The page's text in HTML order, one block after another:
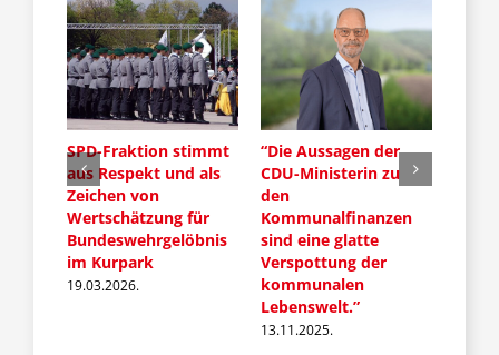
SPD-Fraktion stimmt
aus Respekt und als
Zeichen von
Wertschätzung für
Bundeswehrgelöbnis
im Kurpark
19.03.2026.
“Die Aussagen der
CDU-Ministerin zu
den
Kommunalfinanzen
sind eine glatte
Verspottung der
kommunalen
Lebenswelt.”
13.11.2025.